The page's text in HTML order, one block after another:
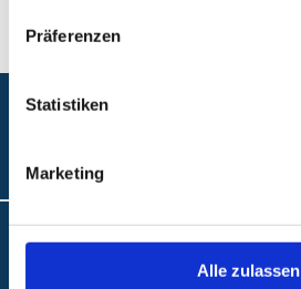
Präferenzen
Statistiken
Marketing
Alle zulassen